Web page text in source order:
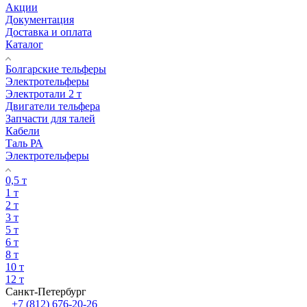
Акции
Документация
Доставка и оплата
Каталог
Болгарские тельферы
Электротельферы
Электротали 2 т
Двигатели тельфера
Запчасти для талей
Кабели
Таль РА
Электротельферы
0,5 т
1 т
2 т
3 т
5 т
6 т
8 т
10 т
12 т
Санкт-Петербург
+7 (812) 676-20-26